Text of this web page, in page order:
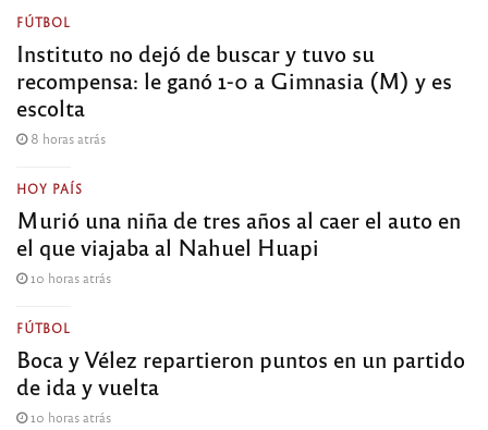
FÚTBOL
Instituto no dejó de buscar y tuvo su
recompensa: le ganó 1-0 a Gimnasia (M) y es
escolta
8 horas atrás
HOY PAÍS
Murió una niña de tres años al caer el auto en
el que viajaba al Nahuel Huapi
10 horas atrás
FÚTBOL
Boca y Vélez repartieron puntos en un partido
de ida y vuelta
10 horas atrás